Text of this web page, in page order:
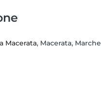
Macerata, Macerata, Marche